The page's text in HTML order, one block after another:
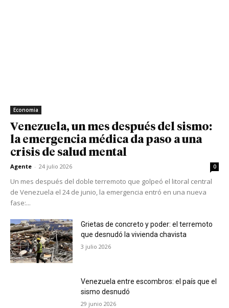
Economia
Venezuela, un mes después del sismo:
la emergencia médica da paso a una
crisis de salud mental
Agente - 24 julio 2026 0
Un mes después del doble terremoto que golpeó el litoral central
de Venezuela el 24 de junio, la emergencia entró en una nueva
fase:...
Grietas de concreto y poder: el terremoto
que desnudó la vivienda chavista
3 julio 2026
Venezuela entre escombros: el país que el
sismo desnudó
29 junio 2026